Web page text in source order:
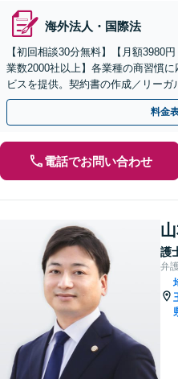
海外法人・国際法
【初回相談30分無料】【月額3980
業数2000社以上】各業種の商習慣
ビスを提供。契約書の作成／リー
的財産等、お任せください【他士業
料金
電話でお問い合わせ
護
弁